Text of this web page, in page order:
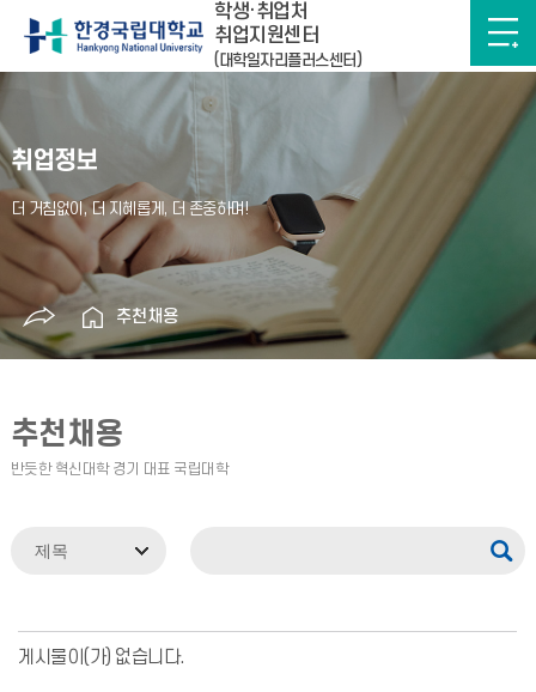
학생·취업처
취업지원센터
(대학일자리플러스센터)
취업정보
추천채용
추천채용
게시물이(가) 없습니다.